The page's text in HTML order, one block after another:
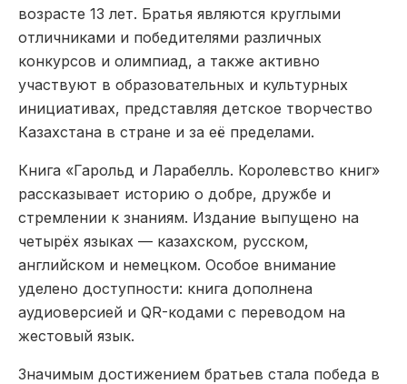
возрасте 13 лет. Братья являются круглыми
отличниками и победителями различных
конкурсов и олимпиад, а также активно
участвуют в образовательных и культурных
инициативах, представляя детское творчество
Казахстана в стране и за её пределами.
Книга «Гарольд и Ларабелль. Королевство книг»
рассказывает историю о добре, дружбе и
стремлении к знаниям. Издание выпущено на
четырёх языках — казахском, русском,
английском и немецком. Особое внимание
уделено доступности: книга дополнена
аудиоверсией и QR-кодами с переводом на
жестовый язык.
Значимым достижением братьев стала победа в